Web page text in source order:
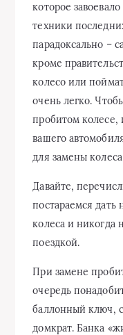
которое
техники
парадоксально –
кроме
колесо или
очень легко.
пробитом колесе,
вашего
для замены
Давайте,
постараемся дать
колеса и никогда
поездкой.
При замене
очередь
баллонный ключ,
домкрат. Банка